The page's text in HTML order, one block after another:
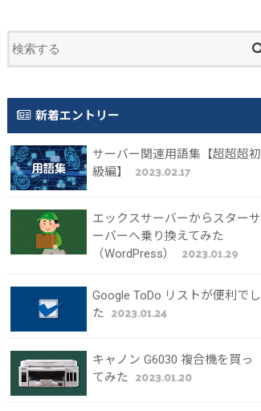
新着エントリー
サーバー関連用語集【超超超初
級編】
2023.02.17
エックスサーバーからスターサ
ーバーへ乗り換えてみた
（WordPress）
2023.01.29
Google ToDo リストが便利でし
た 2023.01.24
キャノン G6030 複合機を買っ
てみた 2023.01.20